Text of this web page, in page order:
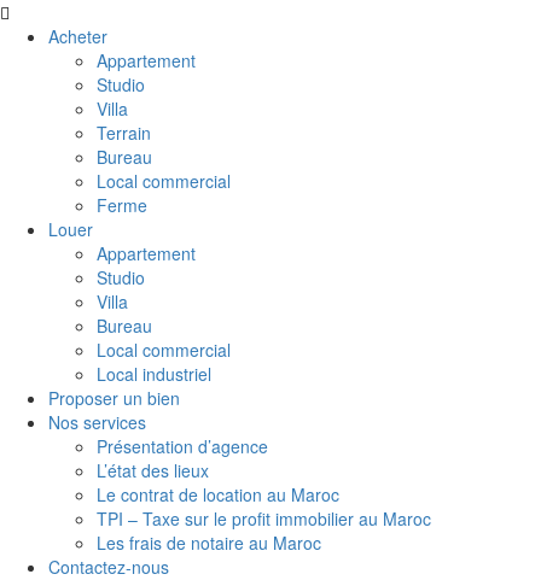
Acheter
Appartement
Studio
Villa
Terrain
Bureau
Local commercial
Ferme
Louer
Appartement
Studio
Villa
Bureau
Local commercial
Local industriel
Proposer un bien
Nos services
Présentation d’agence
L’état des lieux
Le contrat de location au Maroc
TPI – Taxe sur le profit immobilier au Maroc
Les frais de notaire au Maroc
Contactez-nous